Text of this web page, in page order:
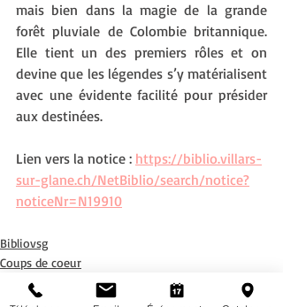
mais bien dans la magie de la grande
forêt pluviale de Colombie britannique.
Elle tient un des premiers rôles et on
devine que les légendes s’y matérialisent
avec une évidente facilité pour présider
aux destinées.
Lien vers la notice : https://biblio.villars-
sur-glane.ch/NetBiblio/search/notice?
noticeNr=N19910
Bibliovsg
Coups de coeur
Nouveautés